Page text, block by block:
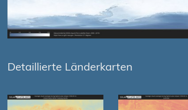
Detaillierte Länderkarten